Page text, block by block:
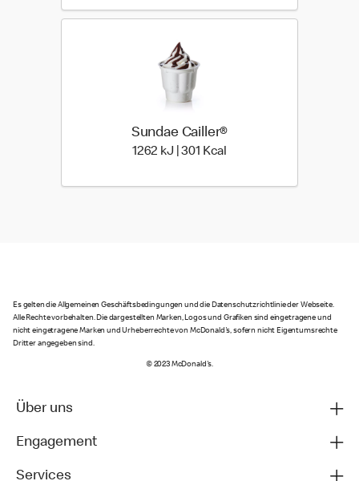
Sundae Cailler®
1262 kJ | 301 Kcal
Es gelten die Allgemeinen Geschäftsbedingungen und die Datenschutzrichtlinie der Webseite.
Alle Rechte vorbehalten. Die dargestellten Marken, Logos und Grafiken sind eingetragene und
nicht eingetragene Marken und Urheberrechte von McDonald's, sofern nicht Eigentumsrechte
Dritter angegeben sind.
© 2023 McDonald's.
Über uns
Engagement
Services